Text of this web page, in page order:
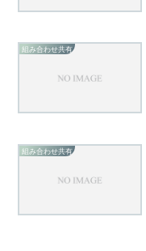
組み合わせ共有
組み合わせ共有